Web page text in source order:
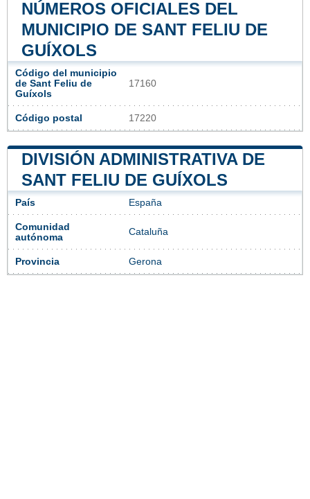
NÚMEROS OFICIALES DEL
MUNICIPIO DE SANT FELIU DE
GUÍXOLS
Código del municipio
de Sant Feliu de
Guíxols
17160
Código postal 17220
DIVISIÓN ADMINISTRATIVA DE
SANT FELIU DE GUÍXOLS
País España
Comunidad
autónoma
Cataluña
Provincia Gerona